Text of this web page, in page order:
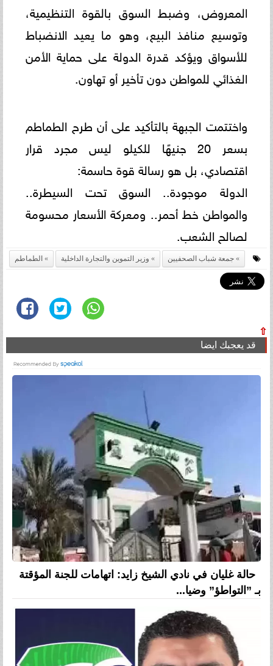
المعروض، وضبط السوق بالقوة التنظيمية،
وتوسيع منافذ البيع، وهو ما يعيد الانضباط
للأسواق ويؤكد قدرة الدولة على حماية الأمن
الغذائي للمواطن دون تأخير أو تهاون.
واختتمت الجبهة بالتأكيد على أن طرح الطماطم
بسعر 20 جنيهًا للكيلو ليس مجرد قرار
اقتصادي، بل هو رسالة قوة حاسمة:
الدولة موجودة.. السوق تحت السيطرة..
والمواطن خط أحمر.. ومعركة الأسعار محسومة
لصالح الشعب.
جمعة شباب الصحفيين وزير التموين والتجارة الداخلية الطماطم
⇧
قد يعجبك ايضا
حالة غليان في نادي الشيخ زايد: اتهامات للجنة المؤقتة
بـ ”التواطؤ” وضيا...